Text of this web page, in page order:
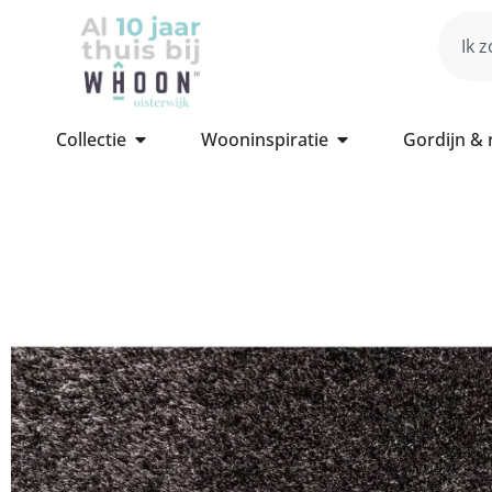
Collectie Wooninspiratie Gordijn &